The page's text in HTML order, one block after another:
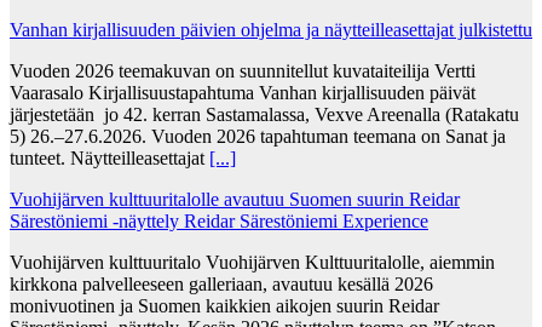
Vanhan kirjallisuuden päivien ohjelma ja näytteilleasettajat julkistettu
Vuoden 2026 teemakuvan on suunnitellut kuvataiteilija Vertti
Vaarasalo Kirjallisuustapahtuma Vanhan kirjallisuuden päivät
järjestetään jo 42. kerran Sastamalassa, Vexve Areenalla (Ratakatu
5) 26.–27.6.2026. Vuoden 2026 tapahtuman teemana on Sanat ja
tunteet. Näytteilleasettajat [...]
Vuohijärven kulttuuritalolle avautuu Suomen suurin Reidar
Särestöniemi -näyttely Reidar Särestöniemi Experience
Vuohijärven kulttuuritalo Vuohijärven Kulttuuritalolle, aiemmin
kirkkona palvelleeseen galleriaan, avautuu kesällä 2026
monivuotinen ja Suomen kaikkien aikojen suurin Reidar